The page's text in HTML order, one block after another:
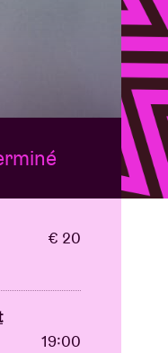
€ 20
19:00